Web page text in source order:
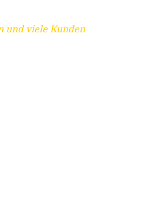
und viele Kunden